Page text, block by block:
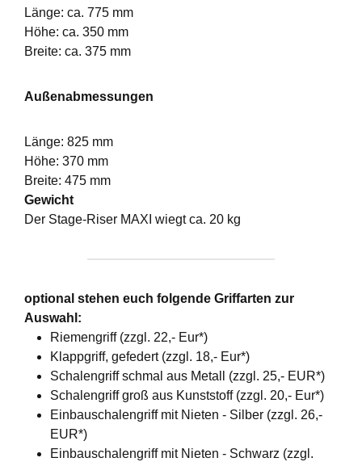
Länge: ca. 775 mm
Höhe: ca. 350 mm
Breite: ca. 375 mm
Außenabmessungen
Länge: 825 mm
Höhe: 370 mm
Breite: 475 mm
Gewicht
Der Stage-Riser MAXI wiegt ca. 20 kg
optional stehen euch folgende Griffarten zur
Auswahl:
Riemengriff (zzgl. 22,- Eur*)
Klappgriff, gefedert (zzgl. 18,- Eur*)
Schalengriff schmal aus Metall (zzgl. 25,- EUR*)
Schalengriff groß aus Kunststoff (zzgl. 20,- Eur*)
Einbauschalengriff mit Nieten - Silber (zzgl. 26,-
EUR*)
Einbauschalengriff mit Nieten - Schwarz (zzgl.